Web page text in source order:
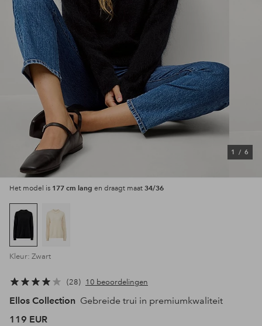
1 / 6
Het model is 177 cm lang en draagt maat 34/36
Kleur: Zwart
28 10 beoordelingen
Ellos Collection Gebreide trui in premiumkwaliteit
119 EUR